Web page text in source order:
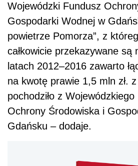
Wojewódzki Fundusz
Gospodarki Wodnej w
powietrze Pomorza”, z
całkowicie przekazywane są
latach 2012–2016 zawarto
na kwotę prawie 1,5 mln zł.
pochodziło z
Ochrony Środowiska i
Gdańsku – dodaje.